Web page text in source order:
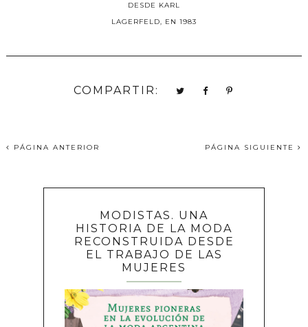
DESDE KARL
LAGERFELD, EN 1983
COMPARTIR:
PÁGINA ANTERIOR PÁGINA SIGUIENTE
MODISTAS. UNA
HISTORIA DE LA MODA
RECONSTRUIDA DESDE
EL TRABAJO DE LAS
MUJERES